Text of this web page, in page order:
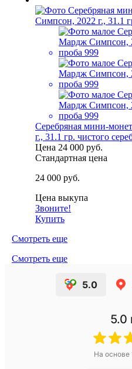
Серебряная мини-
г., 31.1 гр. чистого
Цена 24 000 руб.
Стандартная цена
24 000 руб.
Цена выкупа
Звоните!
Купить
Смотреть еще
Смотреть еще
5.0
5.0
На основе